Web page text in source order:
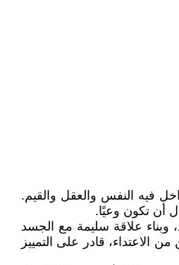
فيه النفس والعقل والقيم.
أن تكون وعيًا.
وبناء علاقة سليمة مع الجسد
قادر على التمييز